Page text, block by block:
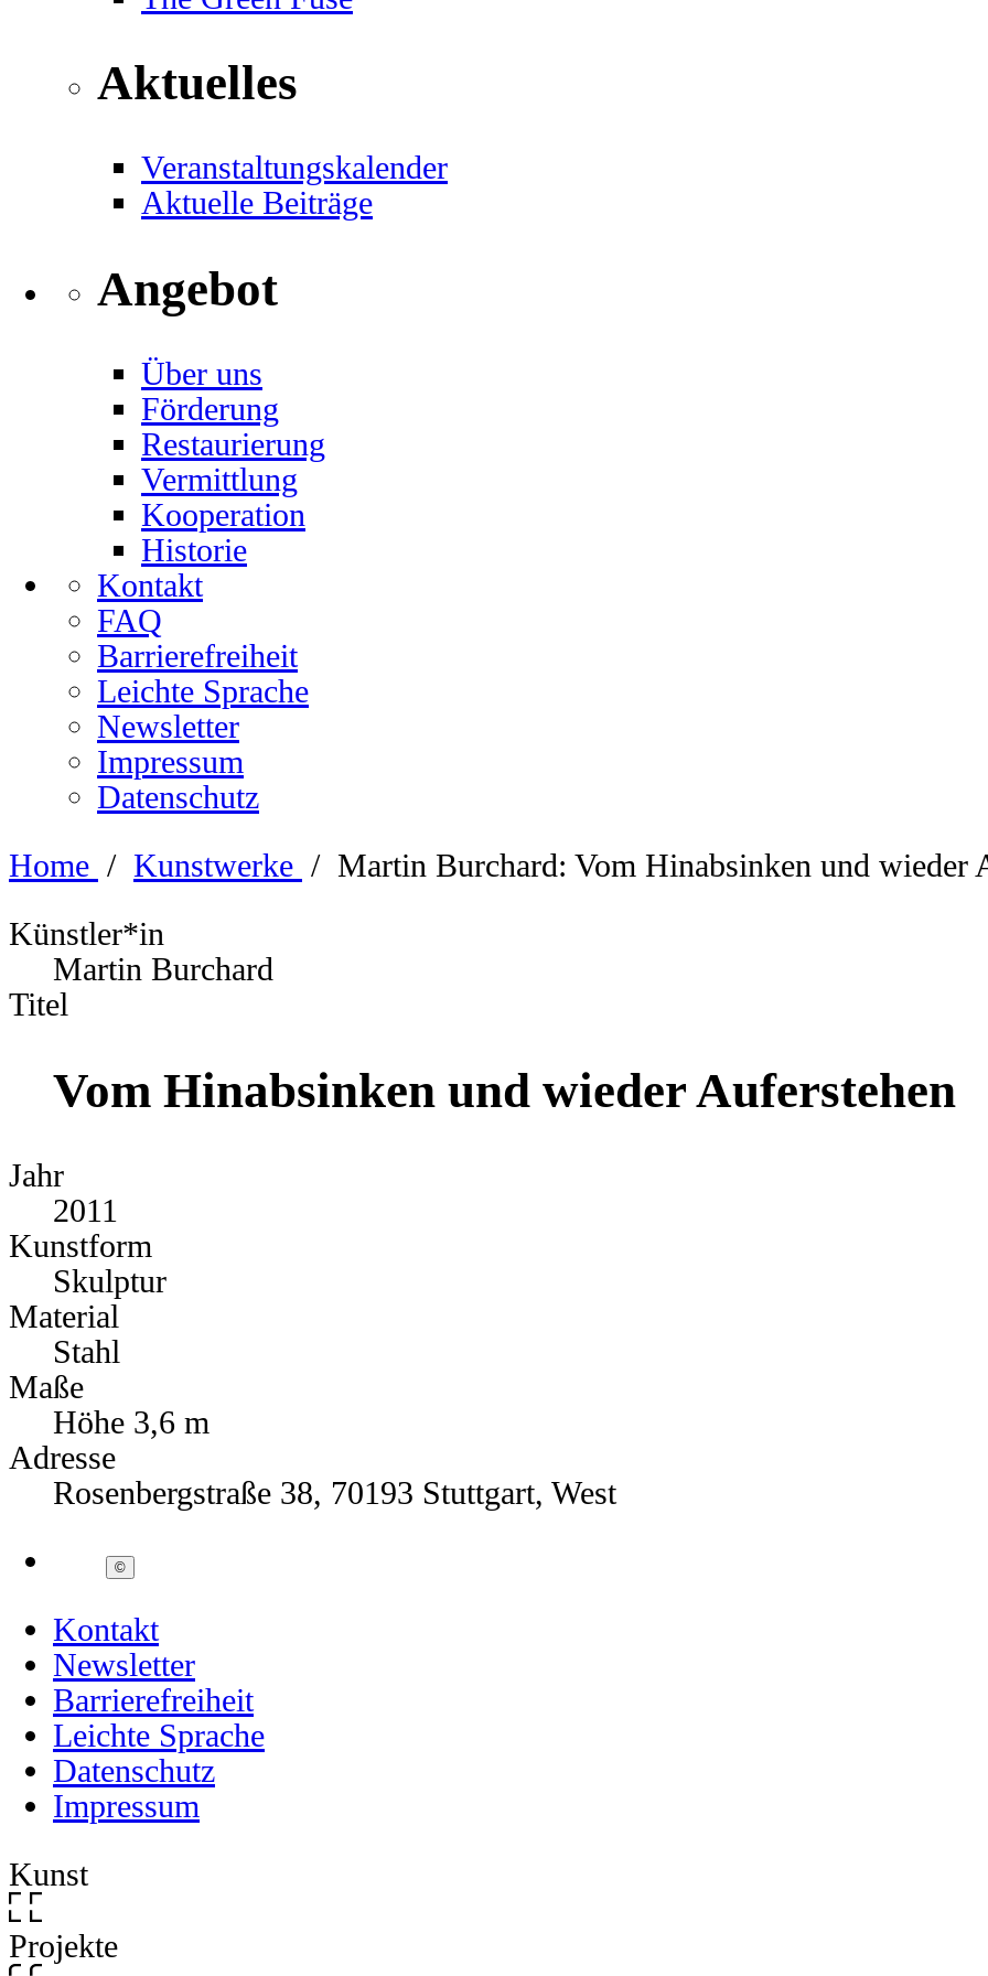
Aktuelles
Veranstaltungskalender
Aktuelle Beiträge
Angebot
Über uns
Förderung
Restaurierung
Vermittlung
Kooperation
Historie
Kontakt
FAQ
Barrierefreiheit
Leichte Sprache
Newsletter
Impressum
Datenschutz
Home / Kunstwerke / Martin Burchard: Vom Hinabsinken und wieder
Künstler*in
Martin Burchard
Titel
Vom Hinabsinken und wieder Auferstehen
Jahr
2011
Kunstform
Skulptur
Material
Stahl
Maße
Höhe 3,6 m
Adresse
Rosenbergstraße 38, 70193 Stuttgart, West
©
Kontakt
Newsletter
Barrierefreiheit
Leichte Sprache
Datenschutz
Impressum
Kunst
Projekte